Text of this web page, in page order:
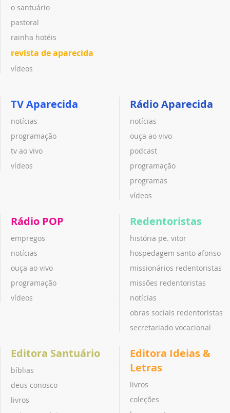
o santuário
pastoral
rainha hotéis
revista de aparecida
vídeos
TV Aparecida
notícias
programação
tv ao vivo
vídeos
Rádio Aparecida
notícias
ouça ao vivo
podcast
programação
programas
vídeos
Rádio POP
empregos
notícias
ouça ao vivo
programação
vídeos
Redentoristas
história pe. vitor
hospedagem santo afonso
missionários redentoristas
missões redentoristas
notícias
obras sociais redentoristas
secretariado vocacional
Editora Santuário
bíblias
deus conosco
livros
Editora Ideias &
Letras
livros
coleções